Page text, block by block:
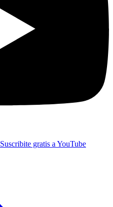
Suscribite gratis a YouTube